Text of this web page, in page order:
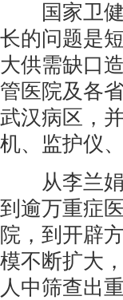
国家卫健
长的问题是
大供需缺口
管医院及各
武汉病区，
机、监护仪
从李兰娟
到逾万重症
院，到开辟
模不断扩大
人中筛查出重